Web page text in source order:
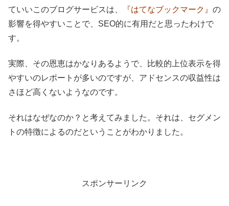
ていいこのブログサービスは、
『はてなブックマーク』 の
影響を得やすいことで、SEO的に有用だと思ったわけで
す。
実際、その恩恵はかなりあるようで、比較的上位表示を得
やすいのレポートが多いのですが、アドセンスの収益性は
さほど高くないようなのです。
それはなぜなのか？と考えてみました。それは、セグメン
トの特徴によるのだということがわかりました。
スポンサーリンク